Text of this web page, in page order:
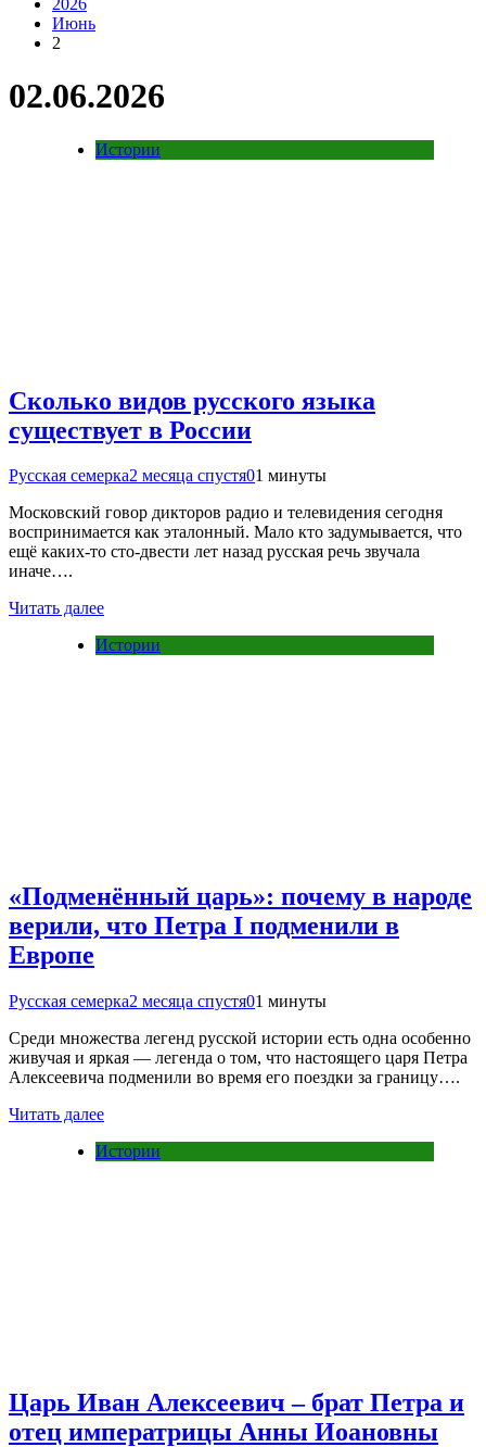
2026
Июнь
2
02.06.2026
Истории
Сколько видов русского языка
существует в России
Русская семерка2 месяца спустя01 минуты
Московский говор дикторов радио и телевидения сегодня
воспринимается как эталонный. Мало кто задумывается, что
ещё каких-то сто-двести лет назад русская речь звучала
иначе….
Читать далее
Истории
«Подменённый царь»: почему в народе
верили, что Петра I подменили в
Европе
Русская семерка2 месяца спустя01 минуты
Среди множества легенд русской истории есть одна особенно
живучая и яркая — легенда о том, что настоящего царя Петра
Алексеевича подменили во время его поездки за границу….
Читать далее
Истории
Царь Иван Алексеевич – брат Петра и
отец императрицы Анны Иоановны